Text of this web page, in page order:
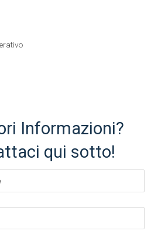
Informazioni?
qui sotto!